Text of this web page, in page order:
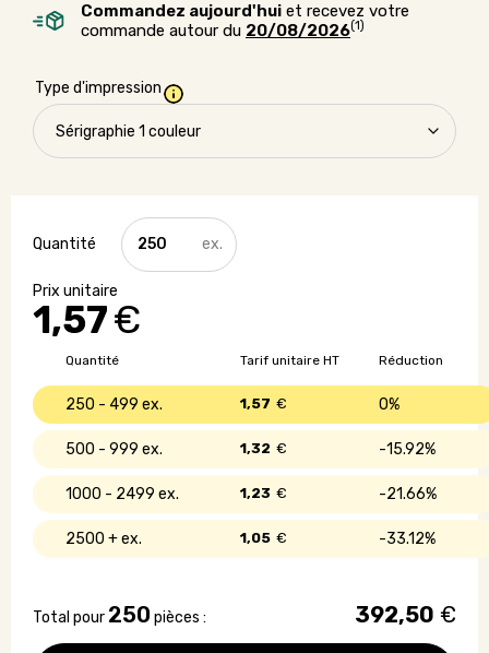
Commandez aujourd'hui et recevez votre
commande autour du 20/08/2026(1)
Type d'impression
1,57€
quantité
de
Calendrier
en
carton
Quantité Réduction
Tarif unitaire HT
250 - 499 0%
1,57 €
500 - 999 15.92%
1,32 €
1000 - 2499 21.66%
1,23 €
2500 + 33.12%
1,05 €
Total pour 250 pièces : 392,50 €